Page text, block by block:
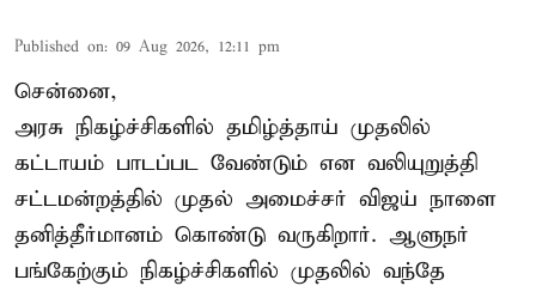
Published on: 09 Aug 2026, 12:11 pm
சென்னை,
அரசு நிகழ்ச்சிகளில் தமிழ்த்தாய் முதலில்
கட்டாயம் பாடப்பட வேண்டும் என வலியுறுத்தி
சட்டமன்றத்தில் முதல் அமைச்சர் விஜய் நாளை
தனித்தீர்மானம் கொண்டு வருகிறார். ஆளுநர்
பங்கேற்கும் நிகழ்ச்சிகளில் முதலில் வந்தே